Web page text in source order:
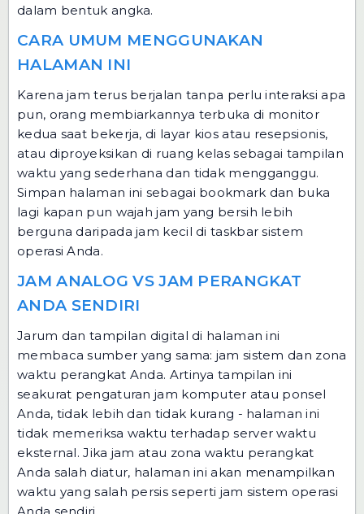
dalam bentuk angka.
CARA UMUM MENGGUNAKAN
HALAMAN INI
Karena jam terus berjalan tanpa perlu interaksi apa
pun, orang membiarkannya terbuka di monitor
kedua saat bekerja, di layar kios atau resepsionis,
atau diproyeksikan di ruang kelas sebagai tampilan
waktu yang sederhana dan tidak mengganggu.
Simpan halaman ini sebagai bookmark dan buka
lagi kapan pun wajah jam yang bersih lebih
berguna daripada jam kecil di taskbar sistem
operasi Anda.
JAM ANALOG VS JAM PERANGKAT
ANDA SENDIRI
Jarum dan tampilan digital di halaman ini
membaca sumber yang sama: jam sistem dan zona
waktu perangkat Anda. Artinya tampilan ini
seakurat pengaturan jam komputer atau ponsel
Anda, tidak lebih dan tidak kurang - halaman ini
tidak memeriksa waktu terhadap server waktu
eksternal. Jika jam atau zona waktu perangkat
Anda salah diatur, halaman ini akan menampilkan
waktu yang salah persis seperti jam sistem operasi